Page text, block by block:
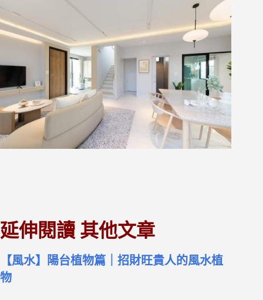
延伸閱讀 其他文章
【風水】陽台植物篇｜招財旺貴人的風水植
物